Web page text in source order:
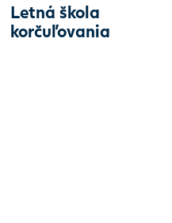
Letná škola
korčuľovania